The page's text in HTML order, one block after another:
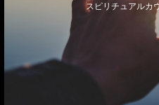
スピリチュアルカ
AIR WORKS
RANKING